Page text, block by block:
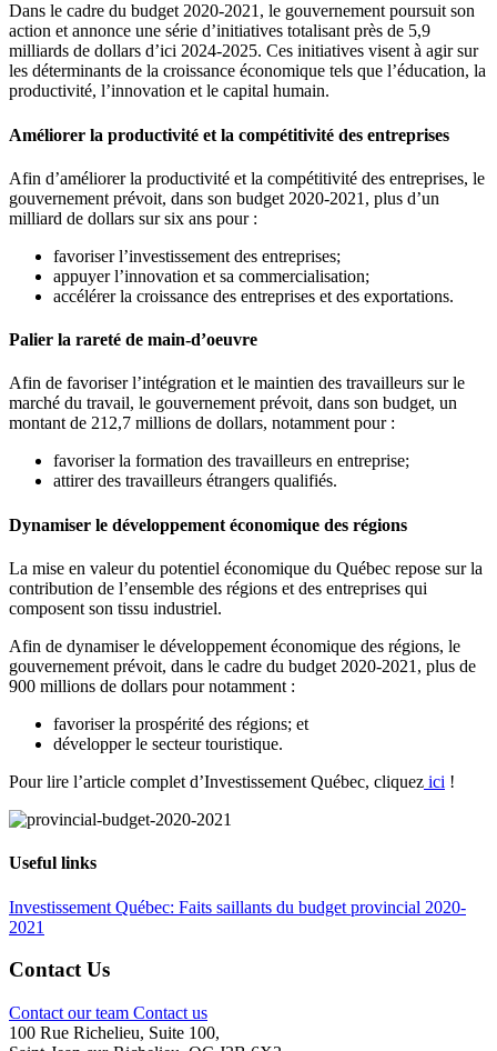
Dans le cadre du budget 2020-2021, le gouvernement poursuit son
action et annonce une série d’initiatives totalisant près de 5,9
milliards de dollars d’ici 2024-2025. Ces initiatives visent à agir sur
les déterminants de la croissance économique tels que l’éducation, la
productivité, l’innovation et le capital humain.
Améliorer la productivité et la compétitivité des entreprises
Afin d’améliorer la productivité et la compétitivité des entreprises, le
gouvernement prévoit, dans son budget 2020-2021, plus d’un
milliard de dollars sur six ans pour :
favoriser l’investissement des entreprises;
appuyer l’innovation et sa commercialisation;
accélérer la croissance des entreprises et des exportations.
Palier la rareté de main-d’oeuvre
Afin de favoriser l’intégration et le maintien des travailleurs sur le
marché du travail, le gouvernement prévoit, dans son budget, un
montant de 212,7 millions de dollars, notamment pour :
favoriser la formation des travailleurs en entreprise;
attirer des travailleurs étrangers qualifiés.
Dynamiser le développement économique des régions
La mise en valeur du potentiel économique du Québec repose sur la
contribution de l’ensemble des régions et des entreprises qui
composent son tissu industriel.
Afin de dynamiser le développement économique des régions, le
gouvernement prévoit, dans le cadre du budget 2020-2021, plus de
900 millions de dollars pour notamment :
favoriser la prospérité des régions; et
développer le secteur touristique.
Pour lire l’article complet d’Investissement Québec, cliquez ici !
Useful links
Investissement Québec: Faits saillants du budget provincial 2020-
2021
Contact Us
Contact our team Contact us
100 Rue Richelieu, Suite 100,